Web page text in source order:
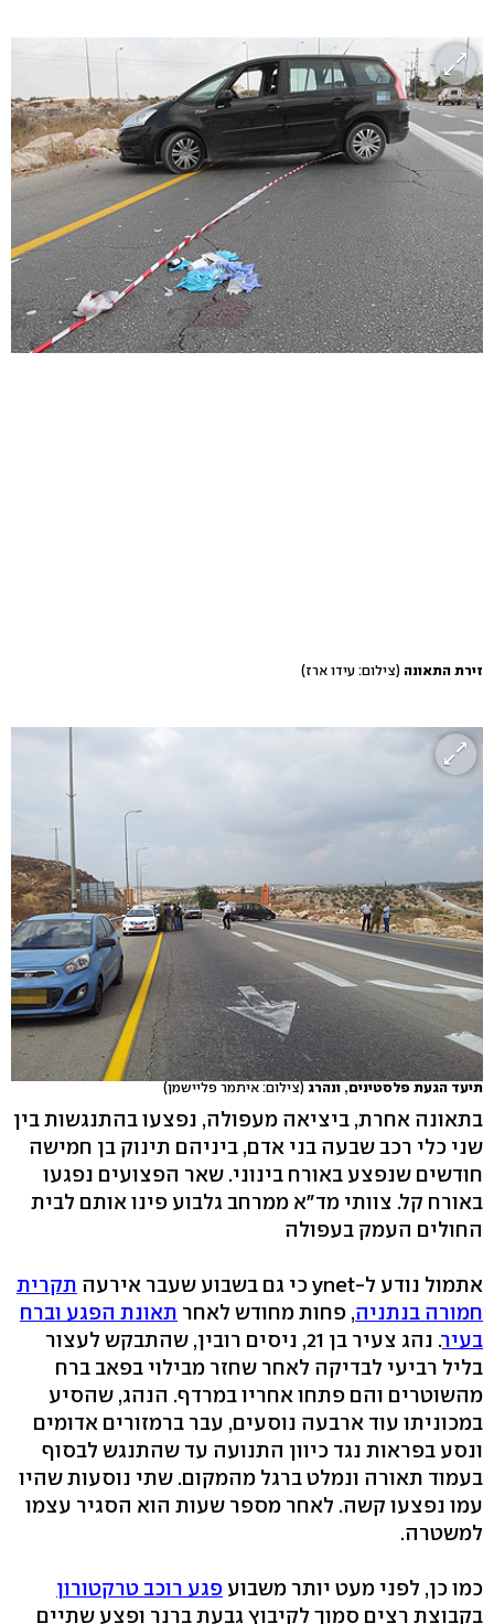
זירת התאונה (צילום: עידו ארז)
תיעד הגעת פלסטינים, ונהרג(צילום: איתמר פליישמן)
בתאונה אחרת, ביציאה מעפולה, נפצעו בהתנגשות בין
שני כלי רכב שבעה בני אדם, ביניהם תינוק בן חמישה
חודשים שנפצע באורח בינוני. שאר הפצועים נפגעו
באורח קל. צוותי מד"א ממרחב גלבוע פינו אותם לבית
החולים העמק בעפולה
אתמול נודע ל-ynet כי גם בשבוע שעבר אירעה
תקרית
חמורה בנתניה, פחות מחודש לאחר תאונת הפגע וברח
בעיר
. נהג צעיר בן 21, ניסים רובין, שהתבקש לעצור
בליל רביעי לבדיקה לאחר שחזר מבילוי בפאב ברח
מהשוטרים והם פתחו אחריו במרדף. הנהג, שהסיע
במכוניתו עוד ארבעה נוסעים, עבר ברמזורים אדומים
ונסע בפראות נגד כיוון התנועה עד שהתנגש לבסוף
בעמוד תאורה ונמלט ברגל מהמקום. שתי נוסעות שהיו
עמו נפצעו קשה. לאחר מספר שעות הוא הסגיר עצמו
למשטרה.
כמו כן, לפני מעט יותר משבוע פגע רוכב טרקטורון
בקבוצת רצים סמוך לקיבוץ גבעת ברנר ופצע שתיים